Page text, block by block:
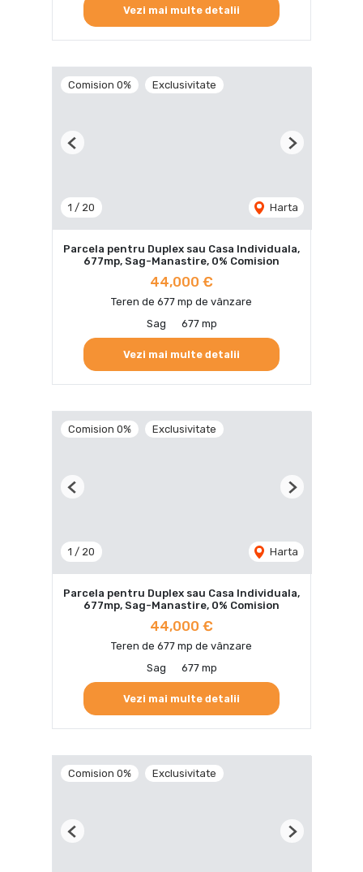
Vezi mai multe detalii
Comision 0% Exclusivitate
1 / 20 Harta
Previous Next
Parcela pentru Duplex sau Casa Individuala,
677mp, Sag-Manastire, 0% Comision
44,000 €
Teren de 677 mp de vânzare
Sag
677 mp
Vezi mai multe detalii
Comision 0% Exclusivitate
1 / 20 Harta
Previous Next
Parcela pentru Duplex sau Casa Individuala,
677mp, Sag-Manastire, 0% Comision
44,000 €
Teren de 677 mp de vânzare
Sag
677 mp
Vezi mai multe detalii
Comision 0% Exclusivitate
Previous Next